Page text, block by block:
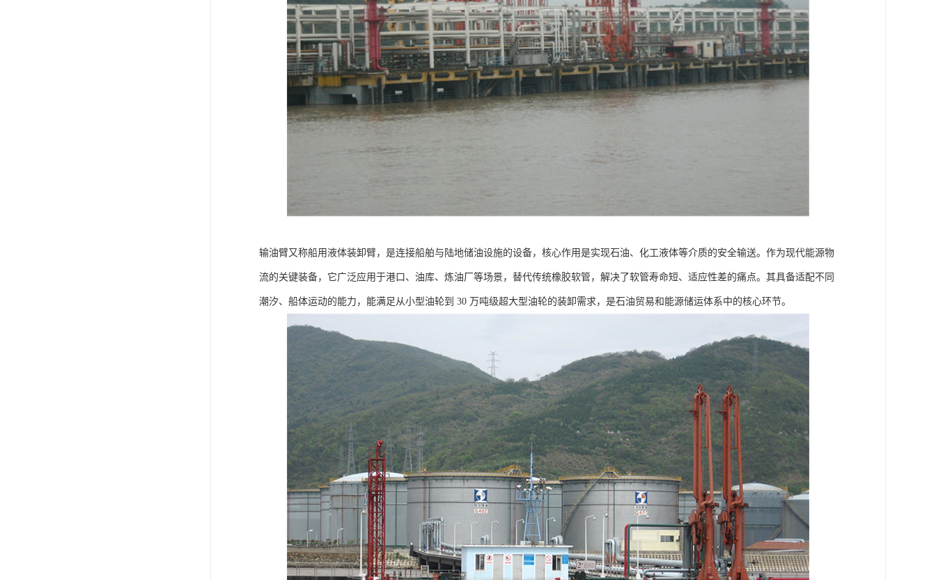
输油臂又称船用液体装卸臂，是连接船舶与陆地储油设施的设备，核心作用是实现石油、化工液体等介质的安全输送。作为现代能源物
流的关键装备，它广泛应用于港口、油库、炼油厂等场景，替代传统橡胶软管，解决了软管寿命短、适应性差的痛点。其具备适配不同
潮汐、船体运动的能力，能满足从小型油轮到 30 万吨级超大型油轮的装卸需求，是石油贸易和能源储运体系中的核心环节。